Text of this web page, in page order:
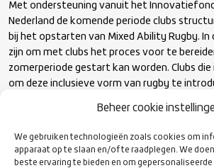
Beheer cookie
We gebruiken technologieën zoals cookies om
apparaat op te slaan en/of te raadplegen. We
beste ervaring te bieden en om
Met ondersteuning vanuit het
Nederland de komende periode clubs
bij het opstarten van Mixed Ability Rugby.
zijn om met clubs het proces voor te
zomerperiode gestart kan worden. Clubs die
om deze inclusieve vorm van rugby te
Heb je nog geen idee wat Mixed Ability
filmpje.